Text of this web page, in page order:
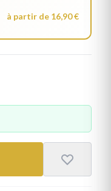
à partir de 16,90 €